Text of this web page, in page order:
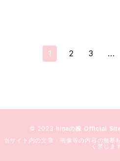
1 2 3 …
© 2023 hinaの株 Official
当サイト内の文章・画像等の内容の無断
く禁じま